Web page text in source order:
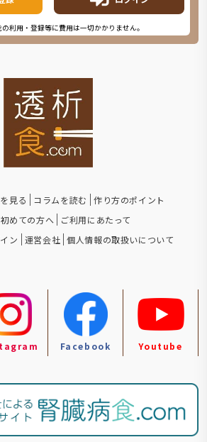
利用・登録等に費用は一切かかりません。
見る コラムを読む
作り方のポイント
初めての方へ
ご利用にあたって
ン 運営会社 個人情報の取扱いについて
Facebook Youtube